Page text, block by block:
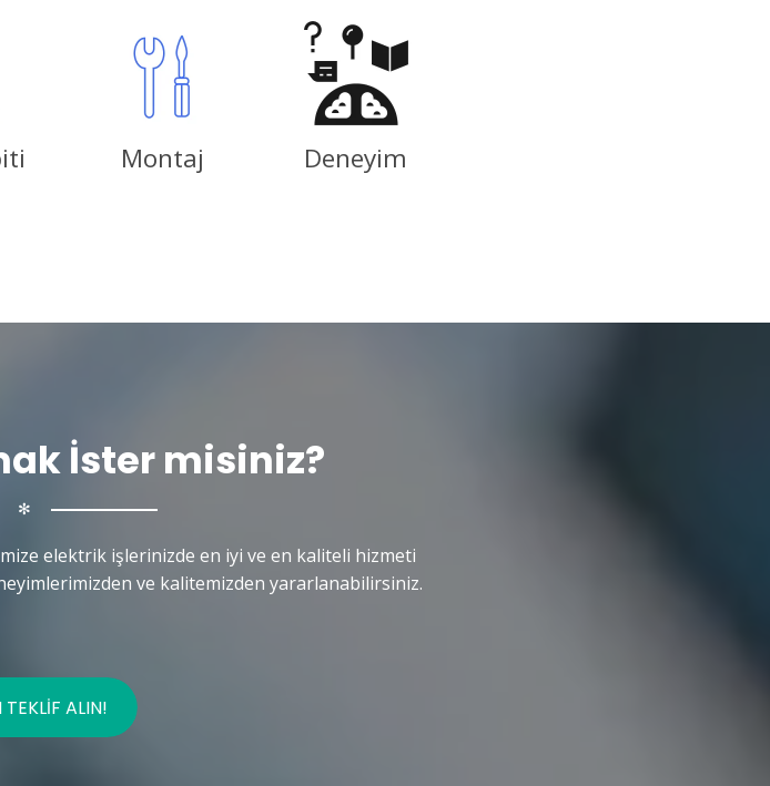
Montaj Deneyim
İster misiniz?
✻
elektrik işlerinizde en iyi ve en kaliteli hizmeti
ve kalitemizden yararlanabilirsiniz.
TEKLIF ALIN!